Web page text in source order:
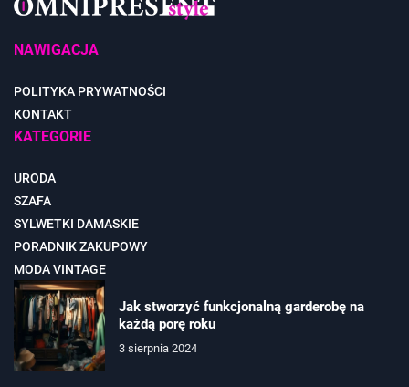
NAWIGACJA
POLITYKA PRYWATNOŚCI
KONTAKT
KATEGORIE
URODA
SZAFA
SYLWETKI DAMASKIE
PORADNIK ZAKUPOWY
MODA VINTAGE
Jak stworzyć funkcjonalną garderobę na
każdą porę roku
3 sierpnia 2024